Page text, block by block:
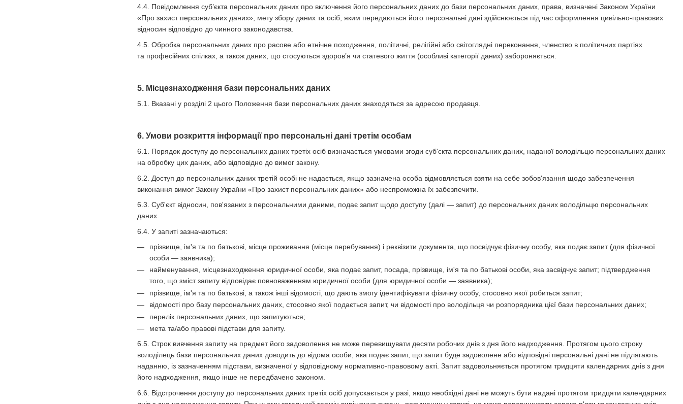
4.4. Повідомлення суб’єкта персональних даних про включення його персональних даних до бази персональних даних, права, визначені Законом України
«Про захист персональних даних», мету збору даних та осіб, яким передаються його персональні дані здійснюється під час оформлення цивільно-правових
відносин відповідно до чинного законодавства.
4.5. Обробка персональних даних про расове або етнічне походження, політичні, релігійні або світоглядні переконання, членство в політичних партіях
та професійних спілках, а також даних, що стосуються здоров’я чи статевого життя (особливі категорії даних) забороняється.
5. Місцезнаходження бази персональних даних
5.1. Вказані у розділі 2 цього Положення бази персональних даних знаходяться за адресою продавця.
6. Умови розкриття інформації про персональні дані третім особам
6.1. Порядок доступу до персональних даних третіх осіб визначається умовами згоди суб'єкта персональних даних, наданої володільцю персональних даних
на обробку цих даних, або відповідно до вимог закону.
6.2. Доступ до персональних даних третій особі не надається, якщо зазначена особа відмовляється взяти на себе зобов'язання щодо забезпечення
виконання вимог Закону України «Про захист персональних даних» або неспроможна їх забезпечити.
6.3. Суб'єкт відносин, пов'язаних з персональними даними, подає запит щодо доступу (далі — запит) до персональних даних володільцю персональних
даних.
6.4. У запиті зазначаються:
прізвище, ім'я та по батькові, місце проживання (місце перебування) і реквізити документа, що посвідчує фізичну особу, яка подає запит (для фізичної
особи — заявника);
найменування, місцезнаходження юридичної особи, яка подає запит, посада, прізвище, ім'я та по батькові особи, яка засвідчує запит; підтвердження
того, що зміст запиту відповідає повноваженням юридичної особи (для юридичної особи — заявника);
прізвище, ім'я та по батькові, а також інші відомості, що дають змогу ідентифікувати фізичну особу, стосовно якої робиться запит;
відомості про базу персональних даних, стосовно якої подається запит, чи відомості про володільця чи розпорядника цієї бази персональних даних;
перелік персональних даних, що запитуються;
мета та/або правові підстави для запиту.
6.5. Строк вивчення запиту на предмет його задоволення не може перевищувати десяти робочих днів з дня його надходження. Протягом цього строку
володілець бази персональних даних доводить до відома особи, яка подає запит, що запит буде задоволене або відповідні персональні дані не підлягають
наданню, із зазначенням підстави, визначеної у відповідному нормативно-правовому акті. Запит задовольняється протягом тридцяти календарних днів з дня
його надходження, якщо інше не передбачено законом.
6.6. Відстрочення доступу до персональних даних третіх осіб допускається у разі, якщо необхідні дані не можуть бути надані протягом тридцяти календарних